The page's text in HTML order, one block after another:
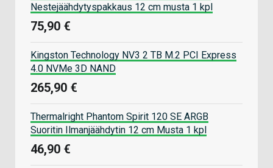
Nestejäähdytyspakkaus 12 cm musta 1 kpl
75,90 €
Kingston Technology NV3 2 TB M.2 PCI Express
4.0 NVMe 3D NAND
265,90 €
Thermalright Phantom Spirit 120 SE ARGB
Suoritin Ilmanjäähdytin 12 cm Musta 1 kpl
46,90 €